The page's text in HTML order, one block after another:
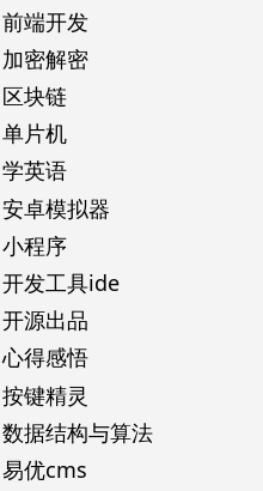
前端开发
加密解密
区块链
单片机
学英语
安卓模拟器
小程序
开发工具ide
开源出品
心得感悟
按键精灵
数据结构与算法
易优cms